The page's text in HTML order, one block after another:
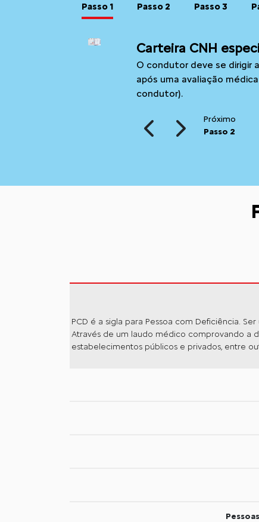
Passo 1
Passo 2 Passo 3
Carteira CNH
O condutor deve se dirigir
após uma avaliação
condutor).
Próximo
Passo 2
PCD é a sigla para Pessoa com Deficiência.
Através de um laudo médico comprovando a
estabelecimentos públicos e privados, entre